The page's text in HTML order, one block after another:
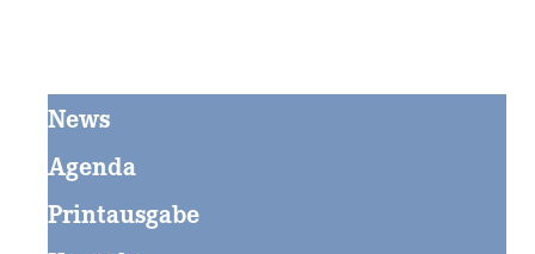
News
Agenda
Printausgabe